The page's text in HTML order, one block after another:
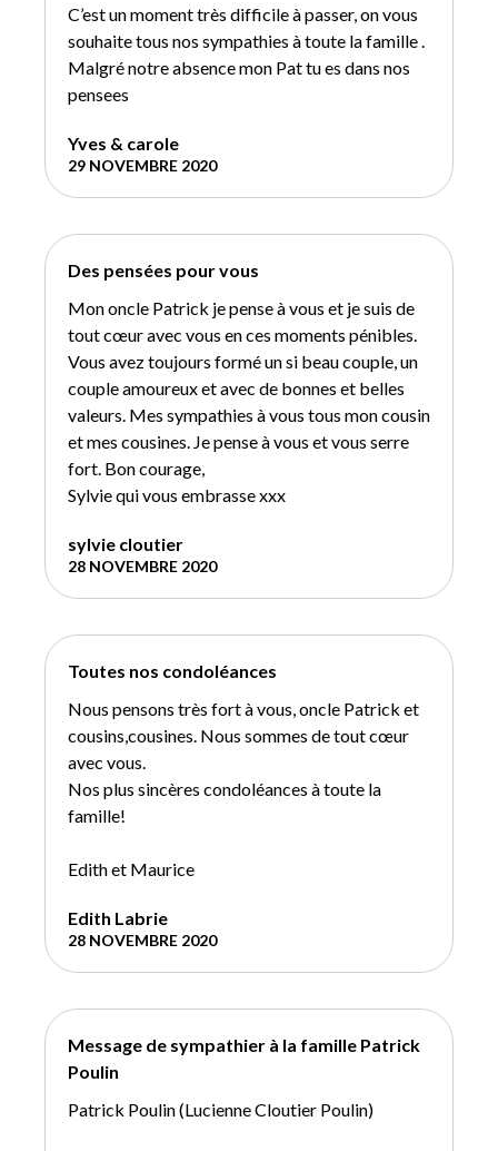
C’est un moment très difficile à passer, on vous
souhaite tous nos sympathies à toute la famille .
Malgré notre absence mon Pat tu es dans nos
pensees
Yves & carole
29 NOVEMBRE 2020
Des pensées pour vous
Mon oncle Patrick je pense à vous et je suis de
tout cœur avec vous en ces moments pénibles.
Vous avez toujours formé un si beau couple, un
couple amoureux et avec de bonnes et belles
valeurs. Mes sympathies à vous tous mon cousin
et mes cousines. Je pense à vous et vous serre
fort. Bon courage,
Sylvie qui vous embrasse xxx
sylvie cloutier
28 NOVEMBRE 2020
Toutes nos condoléances
Nous pensons très fort à vous, oncle Patrick et
cousins,cousines. Nous sommes de tout cœur
avec vous.
Nos plus sincères condoléances à toute la
famille!
Edith et Maurice
Edith Labrie
28 NOVEMBRE 2020
Message de sympathier à la famille Patrick
Poulin
Patrick Poulin (Lucienne Cloutier Poulin)